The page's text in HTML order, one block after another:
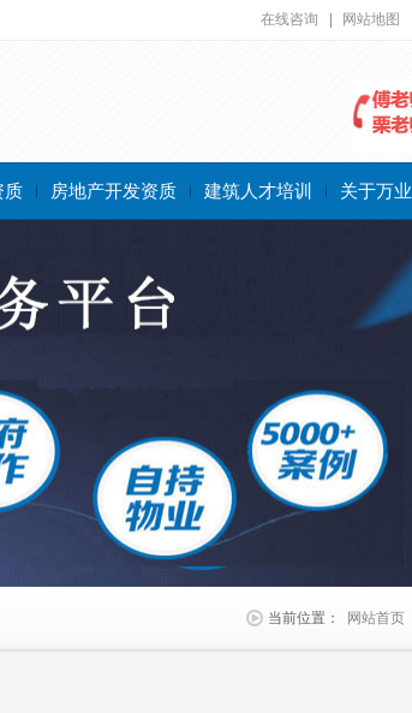
在线咨询 网站地图
质 房地产开发资质 建筑人才培训 关于万业
当前位置： 网站首页